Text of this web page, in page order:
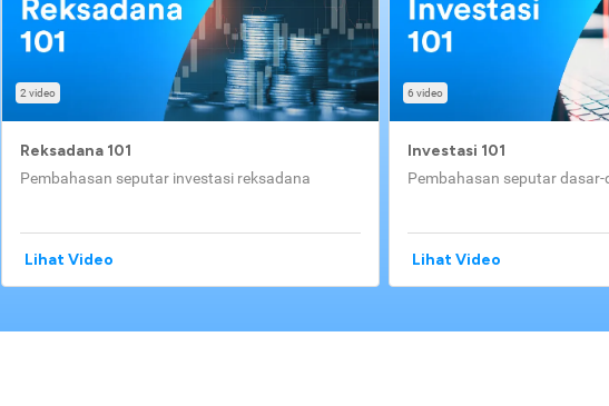
2 video
Reksadana 101
Pembahasan seputar investasi reksadana
Lihat Video
6 video
Investasi 101
Pembahasan seputar
Lihat Video